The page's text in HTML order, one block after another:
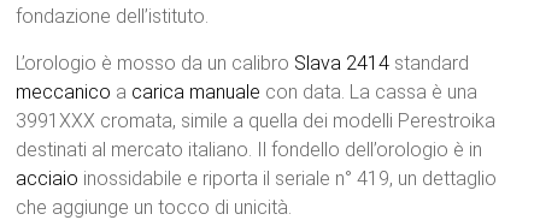
fondazione dell’istituto.
L’orologio è mosso da un calibro Slava 2414 standard
meccanico a carica manuale con data. La cassa è una
3991XXX cromata, simile a quella dei modelli Perestroika
destinati al mercato italiano. Il fondello dell’orologio è in
acciaio inossidabile e riporta il seriale n° 419, un dettaglio
che aggiunge un tocco di unicità.